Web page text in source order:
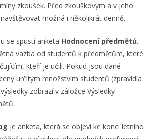
zkoušek. Před zkouškovým a v jeho
možná i několikrát denně.
se spustí anketa Hodnocení předmětů.
vazba od studentů k předmětům, které
kteří je učili. Pokud jsou dané
určitým množstvím studentů (zpravidla
zobrazí v záložce Výsledky
je anketa, která se objeví ke konci letního